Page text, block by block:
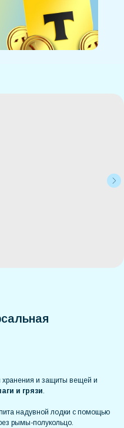
и защиты вещей и
и грязи.
надувной лодки с помощью
рымы-полукольцо.